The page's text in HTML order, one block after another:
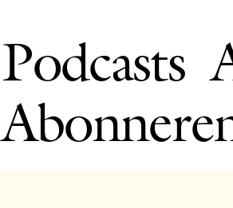
Podcasts